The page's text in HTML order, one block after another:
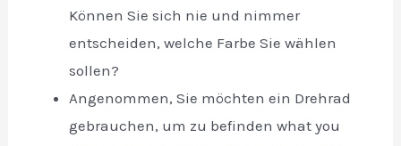
Können Sie sich nie und nimmer
entscheiden, welche Farbe Sie wählen
sollen?
Angenommen, Sie möchten ein Drehrad
gebrauchen, um zu befinden what you